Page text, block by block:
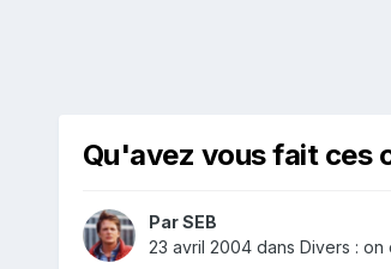
Qu'avez vous fait ces
ParSEB
23 avril 2004dans Divers : on